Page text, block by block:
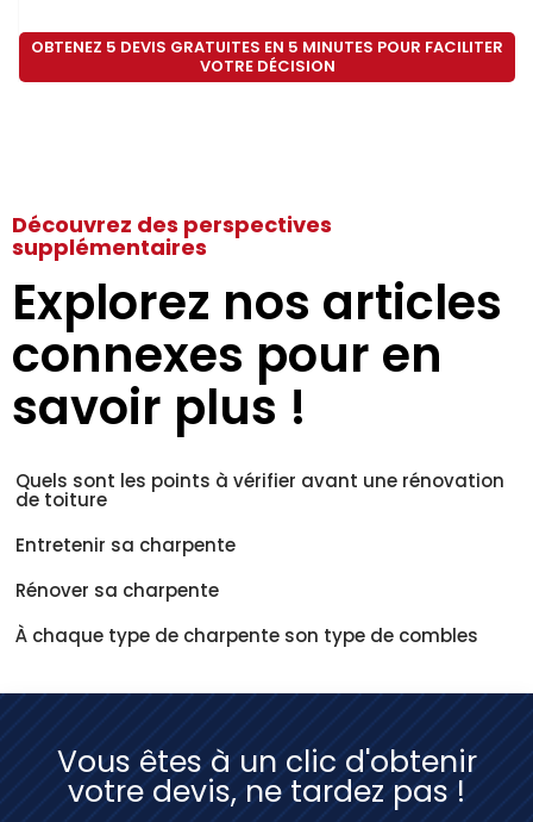
OBTENEZ 5 DEVIS GRATUITES EN 5 MINUTES POUR FACILITER
VOTRE DÉCISION
Découvrez des perspectives
supplémentaires
Explorez nos articles
connexes pour en
savoir plus !
Quels sont les points à vérifier avant une rénovation
de toiture
Entretenir sa charpente
Rénover sa charpente
À chaque type de charpente son type de combles
Vous êtes à un clic d'obtenir
votre devis, ne tardez pas !